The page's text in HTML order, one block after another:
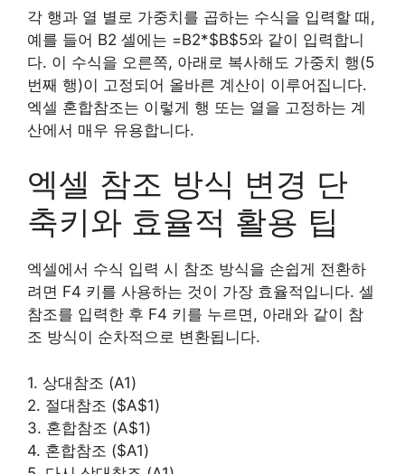
각 행과 열 별로 가중치를 곱하는 수식을 입력할 때,
예를 들어 B2 셀에는 =B2*$B$5와 같이 입력합니
다. 이 수식을 오른쪽, 아래로 복사해도 가중치 행(5
번째 행)이 고정되어 올바른 계산이 이루어집니다.
엑셀 혼합참조는 이렇게 행 또는 열을 고정하는 계
산에서 매우 유용합니다.
엑셀 참조 방식 변경 단
축키와 효율적 활용 팁
엑셀에서 수식 입력 시 참조 방식을 손쉽게 전환하
려면 F4 키를 사용하는 것이 가장 효율적입니다. 셀
참조를 입력한 후 F4 키를 누르면, 아래와 같이 참
조 방식이 순차적으로 변환됩니다.
1. 상대참조 (A1)
2. 절대참조 ($A$1)
3. 혼합참조 (A$1)
4. 혼합참조 ($A1)